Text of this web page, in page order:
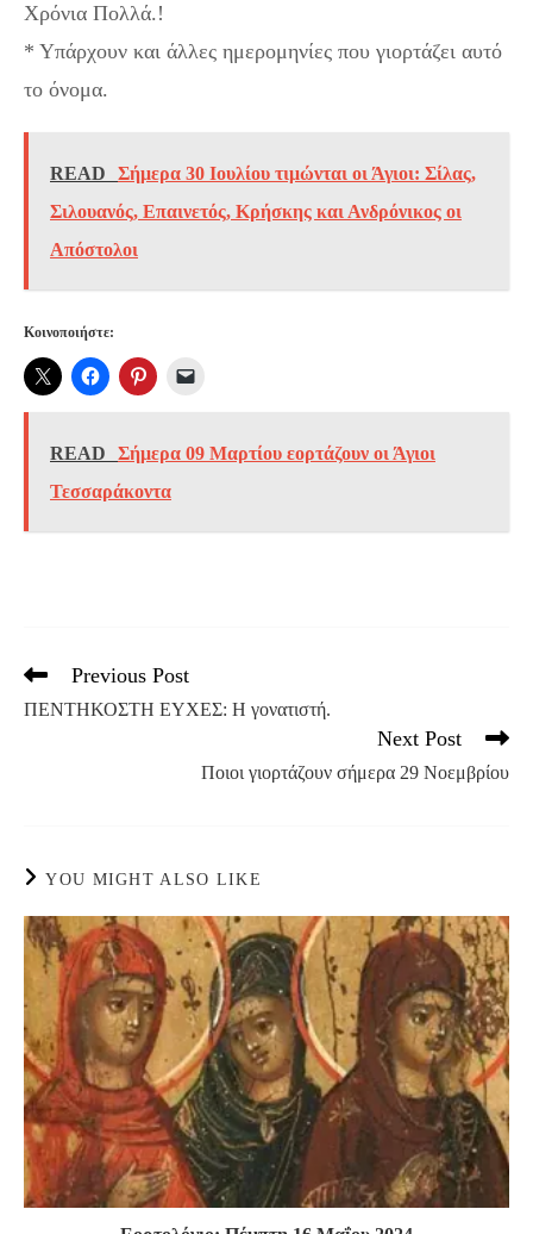
Χρόνια Πολλά.!
* Υπάρχουν και άλλες ημερομηνίες που γιορτάζει αυτό
το όνομα.
READ
Σήμερα 30 Ιουλίου τιμώνται οι Άγιοι: Σίλας,
Σιλουανός, Επαινετός, Κρήσκης και Ανδρόνικος οι
Απόστολοι
Κοινοποιήστε:
READ
Σήμερα 09 Μαρτίου εορτάζουν οι Άγιοι
Τεσσαράκοντα
Read
articles
Previous Post
ΠΕΝΤΗΚΟΣΤΗ ΕΥΧΕΣ: Η γονατιστή.
Next Post
Ποιοι γιορτάζουν σήμερα 29 Νοεμβρίου
YOU MIGHT ALSO LIKE